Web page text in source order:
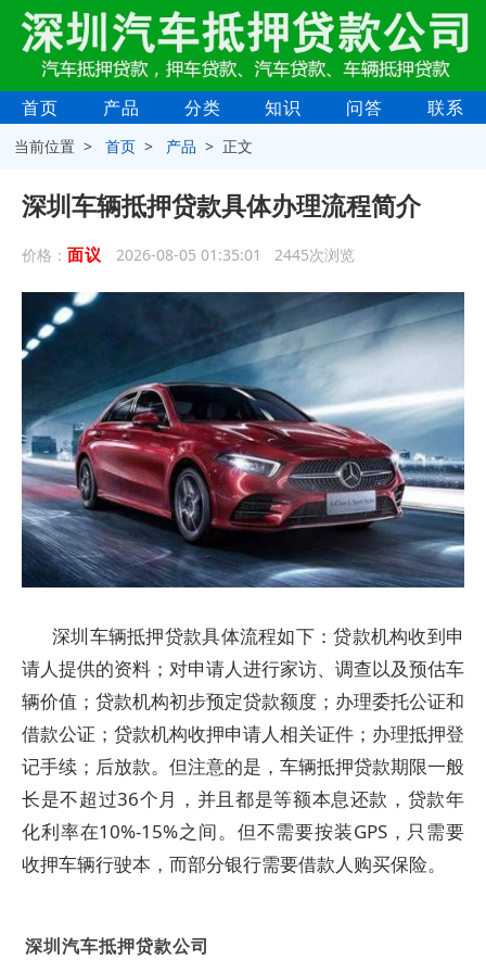
首页 产品 分类 知识 问答 联系
当前位置 >首页 > 产品 > 正文
深圳车辆抵押贷款具体办理流程简介
价格： 面议 2026-08-05 01:35:01 2445次浏览
深圳车辆抵押贷款具体流程如下：贷款机构收到申
请人提供的资料；对申请人进行家访、调查以及预估车
辆价值；贷款机构初步预定贷款额度；办理委托公证和
借款公证；贷款机构收押申请人相关证件；办理抵押登
记手续；后放款。但注意的是，车辆抵押贷款期限一般
长是不超过36个月，并且都是等额本息还款，贷款年
化利率在10%-15%之间。但不需要按装GPS，只需要
收押车辆行驶本，而部分银行需要借款人购买保险。
深圳汽车抵押贷款公司